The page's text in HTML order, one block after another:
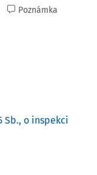
Poznámka
Sb., o inspekci